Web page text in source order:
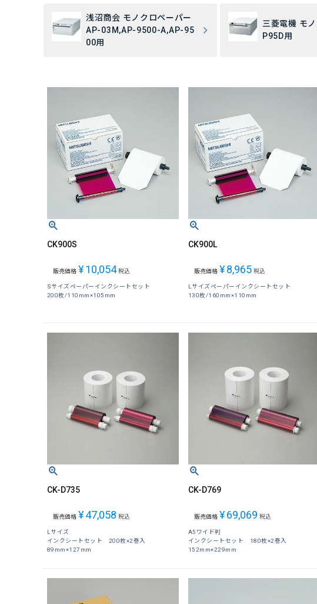
浅沼商会 モノクロペーパー
AP-03M,AP-9500-A,AP-95
00用
三菱電機 モ
P95D用
CK900S
販売価格 ¥10,054 税込
Sサイズペーパーインクシートセット
200枚/110mm×105mm
CK900L
販売価格 ¥8,965 税込
Lサイズペーパーインクシートセット
130枚/160mm×110mm
CK-D735
販売価格 ¥47,058 税込
Lサイズ
インクシートセット 200枚×2巻入
89mm×127mm
CK-D769
販売価格 ¥69,069 税込
A5ワイド判
インクシートセット 180枚×2巻入
152mm×229mm